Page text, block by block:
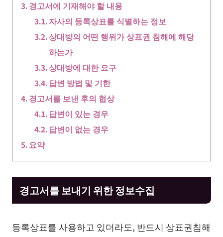
경고서에 기재해야 할 내용
자사의 등록상표를 식별하는 정보
상대방의 어떤 행위가 상표권 침해에 해당
하는가
상대방에 대한 요구
답변 방법 및 기한
경고서를 보낸 후의 협상
답변이 있는 경우
답변이 없는 경우
요약
경고서를 보내기 위한 정보수집
등록상표를 사용하고 있더라도, 반드시 상표권침해